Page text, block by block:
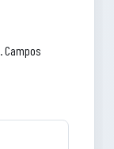
Campos